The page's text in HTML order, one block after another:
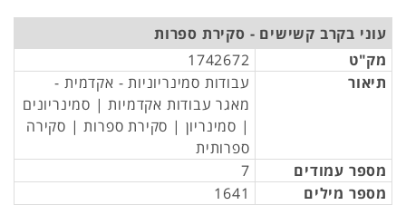
עוני בקרב קשישים - סקירת ספרות
מק"ט
1742672
תיאור
עבודות סמינריוניות - אקדמית -
מאגר עבודות אקדמיות | סמינריונים
| סמינריון | סקירת ספרות | סקירה
ספרותית
מספר עמודים
7
מספר מילים
1641